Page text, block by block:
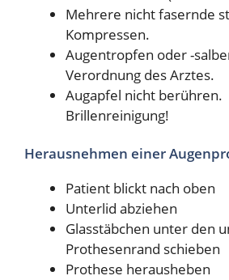
Mehrere nicht fasernde
Kompressen.
Augentropfen oder -
Verordnung des Arztes.
Augapfel nicht berühren.
Brillenreinigung!
Herausnehmen einer
Patient blickt nach oben
Unterlid abziehen
Glasstäbchen unter den
Prothesenrand schieben
Prothese herausheben